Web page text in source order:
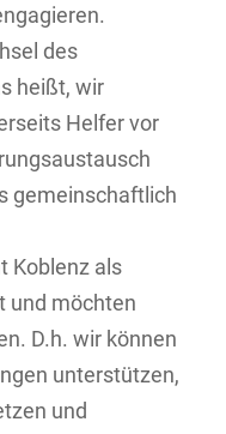
des
heißt, wir
Helfer vor
gemeinschaftlich
Koblenz als
und möchten
D.h. wir können
unterstützen,
und